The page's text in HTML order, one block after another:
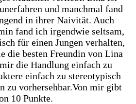
und manchmal fand
in ihrer Naivität. Auch
fand ich irgendwie seltsam,
für einen Jungen verhalten,
die besten Freundin von Lina
die Handlung einfach zu
einfach zu stereotypisch
zu vorhersehbar.Von mir gibt
10 Punkte.